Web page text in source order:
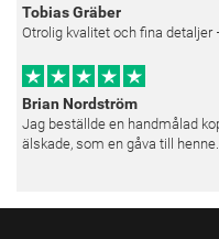
Tobias Gräber
Otrolig kvalitet och fina detaljer
Brian Nordström
Jag beställde en handmålad
älskade, som en gåva till